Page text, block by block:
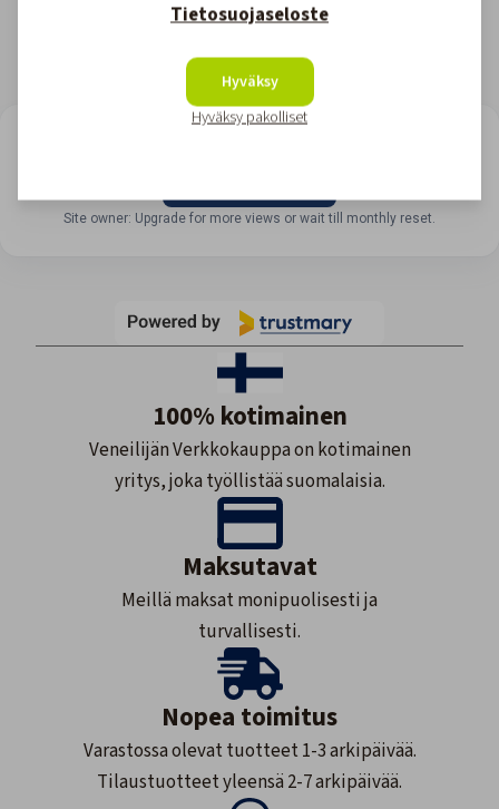
Site owner: Upgrade for more views or wait till monthly reset.
100% kotimainen
Veneilijän Verkkokauppa on kotimainen
yritys, joka työllistää suomalaisia.
Maksutavat
Meillä maksat monipuolisesti ja
turvallisesti.
Nopea toimitus
Varastossa olevat tuotteet 1-3 arkipäivää.
Tilaustuotteet yleensä 2-7 arkipäivää.
Tietosuojaseloste
Hyväksy
Hyväksy pakolliset